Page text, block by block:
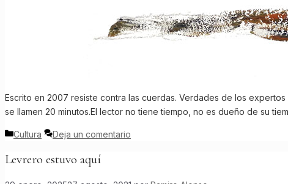
Escrito en 2007 resiste contra las cuerdas. Verdades de los
se llamen 20 minutos.El lector no tiene tiempo, no es dueño de su
Categorías
Cultura Deja un comentario
Levrero estuvo aquí